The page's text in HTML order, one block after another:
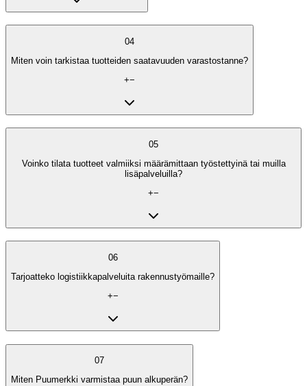
04
Miten voin tarkistaa tuotteiden saatavuuden varastostanne?
+−
05
Voinko tilata tuotteet valmiiksi määrämittaan työstettyinä tai muilla
lisäpalveluilla?
+−
06
Tarjoatteko logistiikkapalveluita rakennustyömaille?
+−
07
Miten Puumerkki varmistaa puun alkuperän?